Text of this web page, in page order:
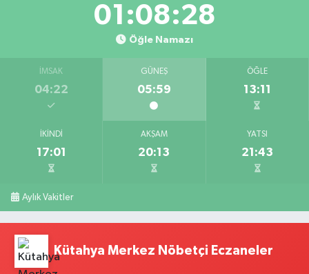
01:08:28
Öğle Namazı
İMSAK
04:22
GÜNEŞ
05:59
ÖĞLE
13:11
İKINDI
17:01
AKŞAM
20:13
YATSI
21:43
Aylık Vakitler
Kütahya Merkez Nöbetçi Eczaneler